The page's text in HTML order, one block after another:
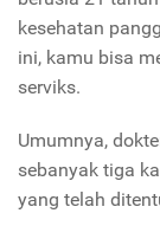
kesehatan
ini, kamu bisa
serviks.
Umumnya,
sebanyak tiga
yang telah